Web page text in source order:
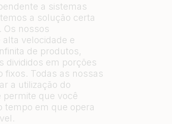
a sistemas
a solução certa
Os nossos
velocidade e
de produtos,
divididos em porções
fixos. Todas as nossas
a utilização do
permite que você
tempo em que opera